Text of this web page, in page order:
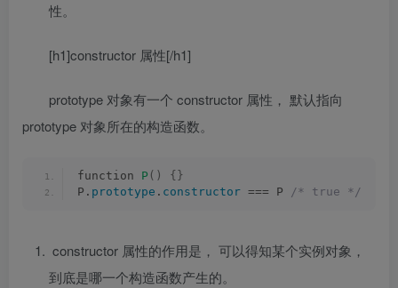
性。
[h1]constructor 属性[/h1]
prototype对象有一个 constructor 属性， 默认指向
prototype对象所在的构造函数。
function P ()
{}
P. prototype . constructor === P /* true */
constructor 属性的作用是， 可以得知某个实例对象，
到底是哪一个构造函数产生的。